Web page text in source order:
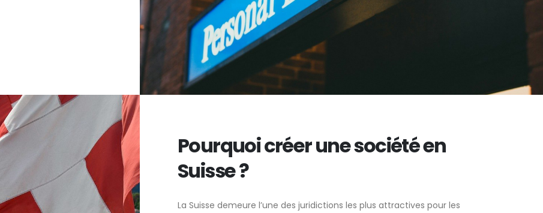
Pourquoi créer une société en
Suisse ?
La Suisse demeure l’une des juridictions les plus attractives pour les